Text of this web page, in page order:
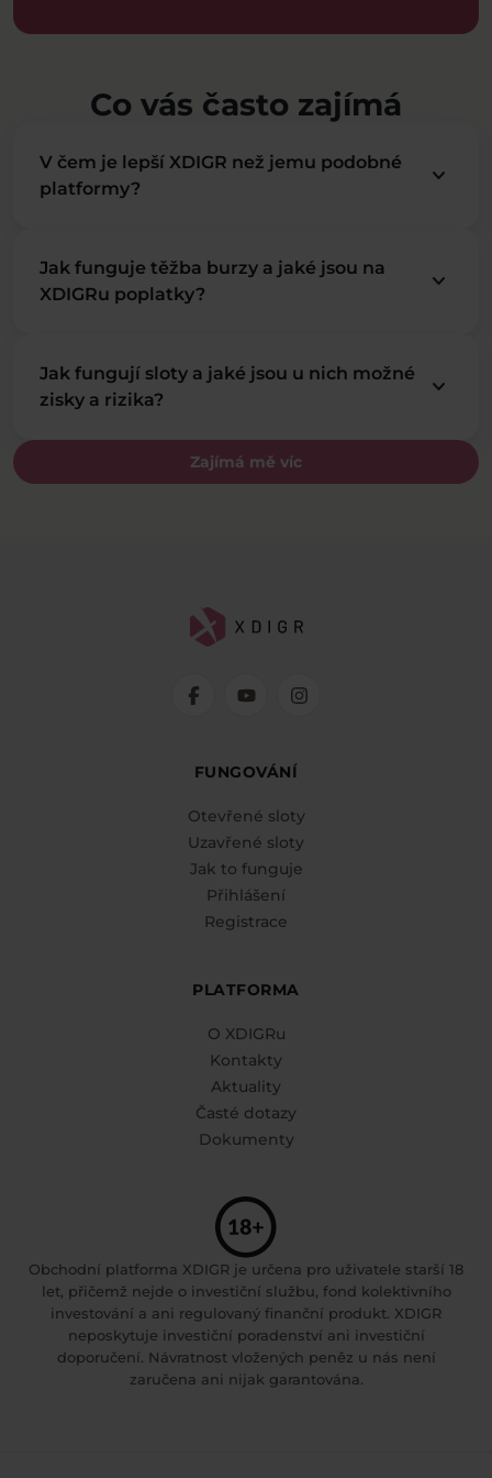
Co vás často zajímá
Zajímá mě víc
V čem je lepší XDIGR než jemu podobné
platformy?
keyboard_arrow_down
Jak funguje těžba burzy a jaké jsou na
XDIGRu poplatky?
keyboard_arrow_down
Jak fungují sloty a jaké jsou u nich možné
zisky a rizika?
keyboard_arrow_down
FUNGOVÁNÍ
Otevřené sloty
Uzavřené sloty
Jak to funguje
Přihlášení
Registrace
PLATFORMA
O XDIGRu
Kontakty
Aktuality
Časté dotazy
Dokumenty
Obchodní platforma XDIGR je určena pro uživatele starší 18
let, přičemž nejde o investiční službu, fond kolektivního
investování a ani regulovaný finanční produkt. XDIGR
neposkytuje investiční poradenství ani investiční
doporučení. Návratnost vložených peněz u nás není
zaručena ani nijak garantována.